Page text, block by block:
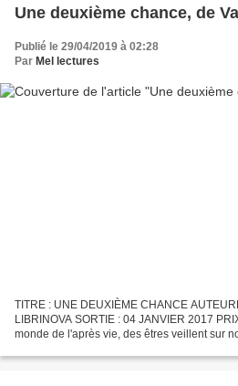
Une deuxième chance, de
Publié le 29/04/2019 à 02:28
Par Mel lectures
TITRE : UNE DEUXIÈME CHANCE
LIBRINOVA SORTIE : 04 JANVIER 2017
monde de l'après vie, des êtres veillent sur